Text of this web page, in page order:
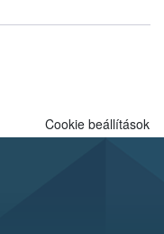
termék pedig a
indítottak és elrendelték
Cookie beállítások